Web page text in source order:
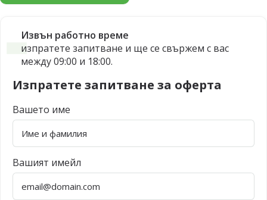
Извън работно време
изпратете запитване и ще се свържем с вас
между 09:00 и 18:00.
Изпратете запитване за оферта
Вашето име
Вашият имейл